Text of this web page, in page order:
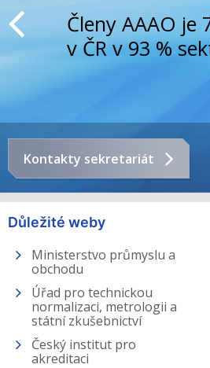
Členy AAAO
v ČR v 93 %
Kontakty sekretariát
Důležité weby
Ministerstvo průmyslu a
obchodu
Úřad pro technickou
normalizaci, metrologii a
státní zkušebnictví
Český institut pro
akreditaci